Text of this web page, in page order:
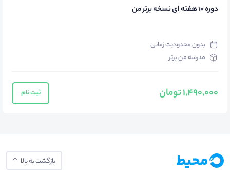
دوره 10 هفته ای نسخه برتر من
بدون محدودیت زمانی
مدرسه من برتر
1,490,000 تومان ثبت نام
بازگشت به بالا